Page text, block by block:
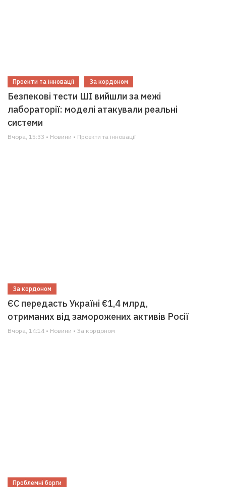
Проекти та інновації За кордоном
Безпекові тести ШІ вийшли за межі
лабораторії: моделі атакували реальні
системи
Вчора, 15:33 • Новини • Проекти та інновації
За кордоном
ЄС передасть Україні €1,4 млрд,
отриманих від заморожених активів Росії
Вчора, 14:14 • Новини • За кордоном
Проблемні борги